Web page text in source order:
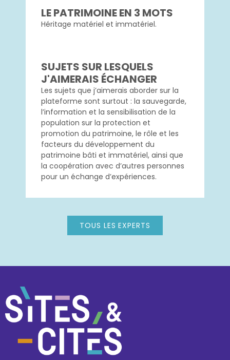
LE PATRIMOINE EN 3 MOTS
Héritage matériel et immatériel.
SUJETS SUR LESQUELS
J'AIMERAIS ÉCHANGER
Les sujets que j’aimerais aborder sur la
plateforme sont surtout : la sauvegarde,
l’information et la sensibilisation de la
population sur la protection et
promotion du patrimoine, le rôle et les
facteurs du développement du
patrimoine bâti et immatériel, ainsi que
la coopération avec d’autres personnes
pour un échange d’expériences.
TOUS LES EXPERTS